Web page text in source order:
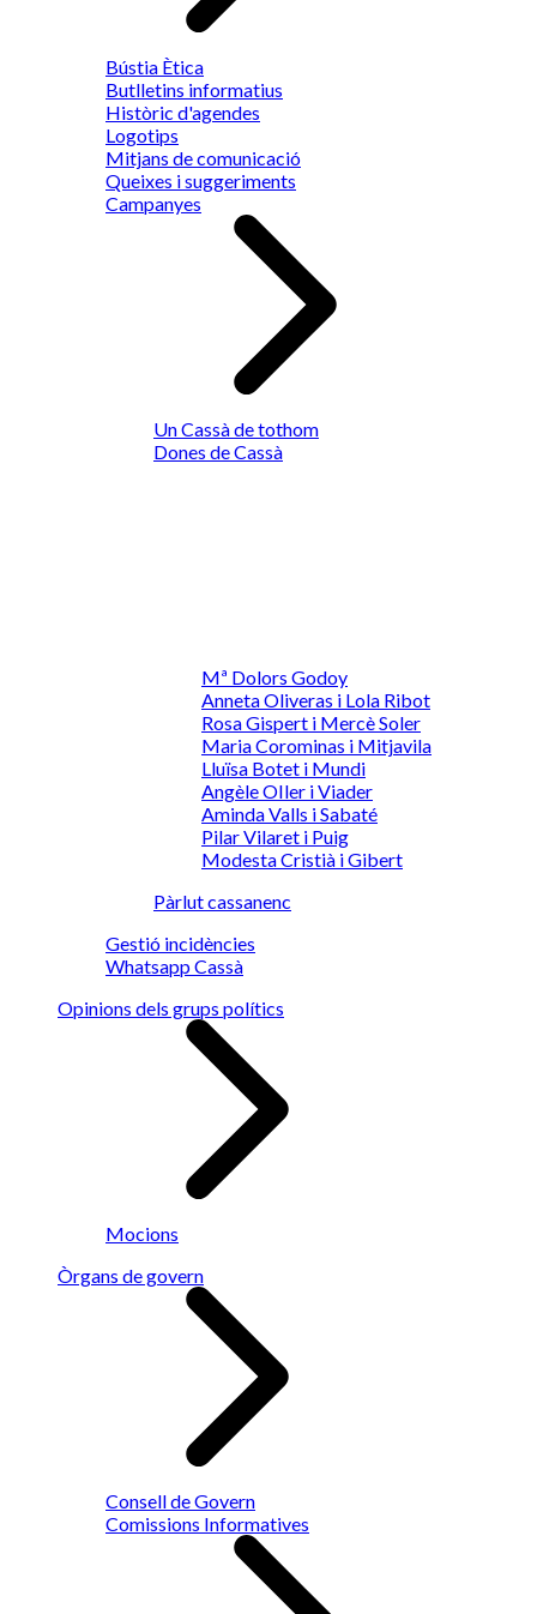
Bústia Ètica
Butlletins informatius
Històric d'agendes
Logotips
Mitjans de comunicació
Queixes i suggeriments
Campanyes
Un Cassà de tothom
Dones de Cassà
Mª Dolors Godoy
Anneta Oliveras i Lola Ribot
Rosa Gispert i Mercè Soler
Maria Corominas i Mitjavila
Lluïsa Botet i Mundi
Angèle OIler i Viader
Aminda Valls i Sabaté
Pilar Vilaret i Puig
Modesta Cristià i Gibert
Pàrlut cassanenc
Gestió incidències
Whatsapp Cassà
Opinions dels grups polítics
Mocions
Òrgans de govern
Consell de Govern
Comissions Informatives